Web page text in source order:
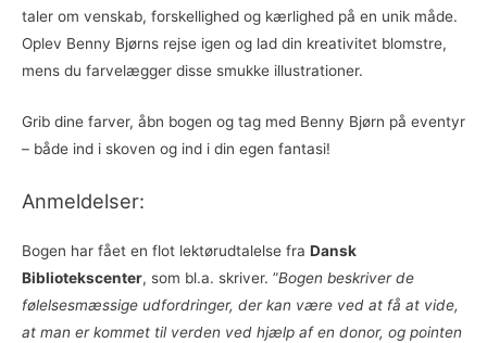
taler om venskab, forskellighed og kærlighed på en unik måde.
Oplev Benny Bjørns rejse igen og lad din kreativitet blomstre,
mens du farvelægger disse smukke illustrationer.
Grib dine farver, åbn bogen og tag med Benny Bjørn på eventyr
– både ind i skoven og ind i din egen fantasi!
Anmeldelser:
Bogen har fået en flot lektørudtalelse fra Dansk
Bibliotekscenter, som bl.a. skriver. ”Bogen beskriver de
følelsesmæssige udfordringer, der kan være ved at få at vide,
at man er kommet til verden ved hjælp af en donor, og pointen